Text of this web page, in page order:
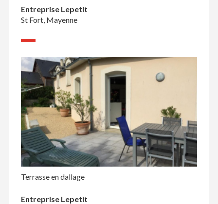
Entreprise Lepetit
St Fort, Mayenne
Terrasse en dallage
Entreprise Lepetit